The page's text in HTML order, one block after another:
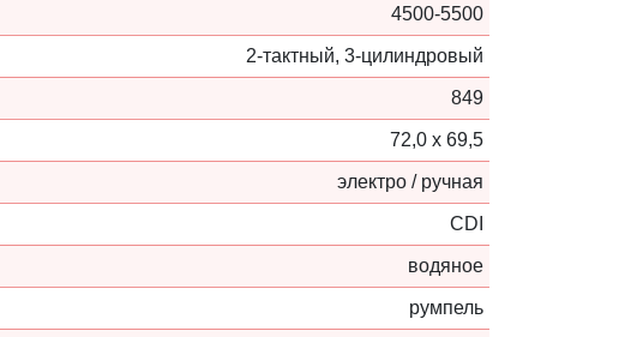
4500-5500
2-тактный, 3-цилиндровый
849
72,0 х 69,5
электро / ручная
CDI
водяное
румпель